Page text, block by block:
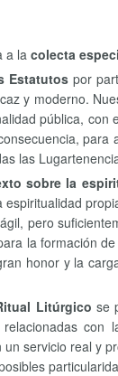
a la colecta
Estatutos por
y moderno.
pública, con
las
sobre la
pero
la formación
honor y la
Litúrgico se
con
servicio real y